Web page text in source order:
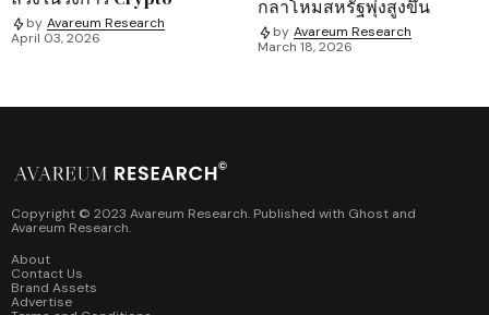
by Avareum Research
April 03, 2026
กลาโหมสหรัฐพุ่งสูงขึ้น
by Avareum Research
March 18, 2026
Copyright © 2023 Avareum Research. Published with Ghost and
Avareum Research.
About
Contact Us
Brand Assets
Advertise